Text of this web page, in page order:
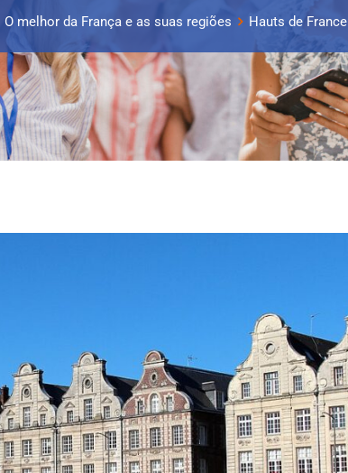
O melhor da França e as suas regiões Hauts de France